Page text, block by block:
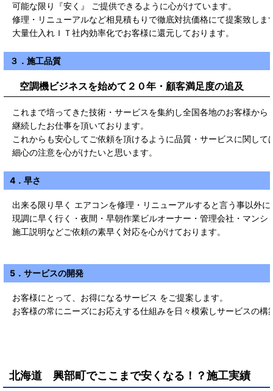
可能な限り『安く』 ご提供できるように心がけています。
修理・リニューアルなど相見積もりで徹底対抗価格にて提案致しま
大量仕入れＩＴ社内効率化でお客様に還元しております。
３．施工品質
空調機ビジネスを始めて２０年・顧客満足度の追及
これまで培ってきた技術・サービスを集約し全国各地のお客様から
継続したお仕事を頂いております。
これからも安心してご依頼を頂けるように品質・サービスに関して
細心の注意を心がけたいと思います。
4．早さ
出来る限り早く エアコンを修理・リニューアルすると言う事以外に
現調に早く行く・夜間・早朝作業ビルオーナー・管理会社・マンシ
施工説明などご依頼の素早く対応を心がけております。
5．サービスの開発
お客様にとって、お得になるサービス をご提案します。
お客様の常にニーズにお応えする仕組みを日々模索しサービスの構
北海道 興部町でここまで安くなる！？施工実績